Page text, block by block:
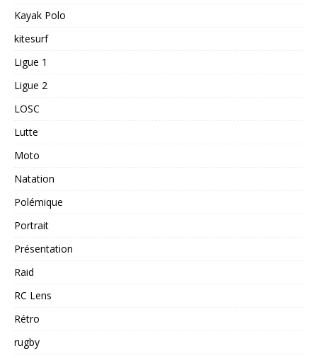
Kayak Polo
kitesurf
Ligue 1
Ligue 2
LOSC
Lutte
Moto
Natation
Polémique
Portrait
Présentation
Raid
RC Lens
Rétro
rugby